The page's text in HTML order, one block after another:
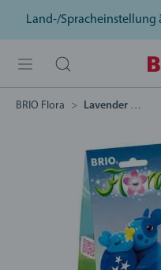
Land-/Spracheinstellung
BRIO Flora Lavender & Grape